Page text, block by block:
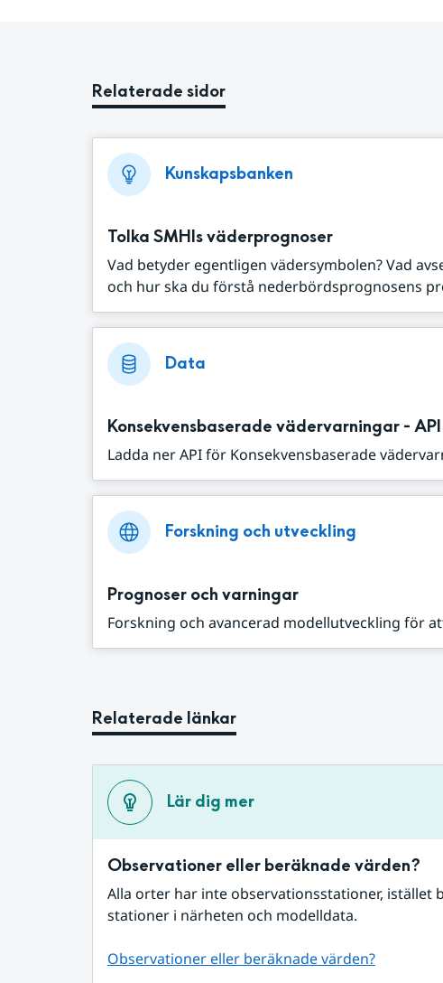
Relaterade sidor
Kunskapsbanken
Tolka SMHIs väderprognoser
Vad betyder egentligen vädersymbolen? Vad
och hur ska du förstå nederbördsprognosens
Data
Konsekvensbaserade vädervarningar - API
Ladda ner API för Konsekvensbaserade
Forskning och utveckling
Prognoser och varningar
Forskning och avancerad modellutveckling för
Relaterade länkar
Lär dig mer
Observationer eller beräknade värden?
Alla orter har inte observationsstationer, istället
stationer i närheten och modelldata.
Observationer eller beräknade värden?